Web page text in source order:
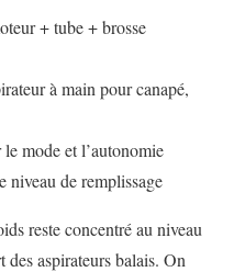
+ tube + brosse
à main pour canapé,
mode et l’autonomie
niveau de remplissage
reste concentré au niveau
aspirateurs balais. On